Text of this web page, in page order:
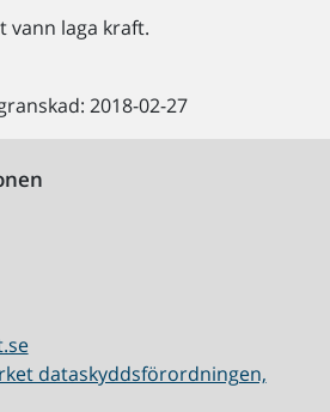
vann laga kraft.
2018-02-27
dataskyddsförordningen,